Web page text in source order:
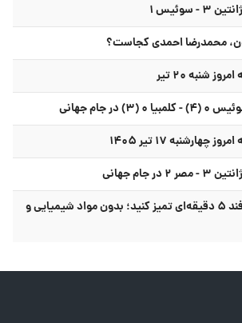
سوئیس ۱
محمدرضا احمدی کجاست؟
شنبه ۲۰ تیر
جام جهانی
۱۷ تیر ۱۴۰۵
جام جهانی
مایکروویو را با این ترفند ۵ دقیقه‌ای تمیز کنید؛ بدون مواد شیمیایی و